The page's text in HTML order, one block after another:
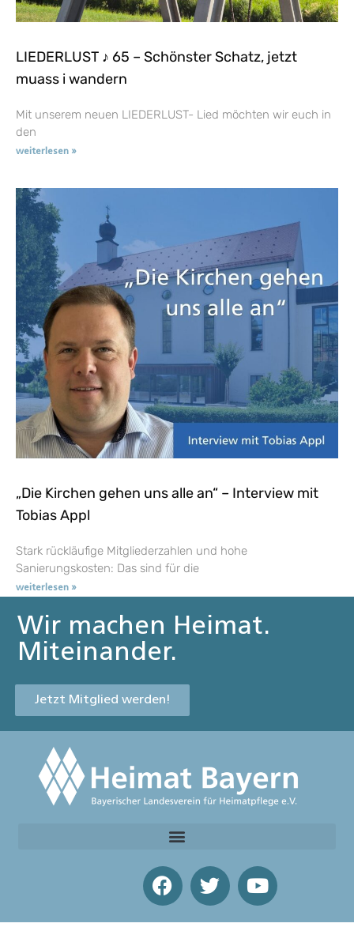
LIEDERLUST ♪ 65 – Schönster Schatz, jetzt
muass i wandern
Mit unserem neuen LIEDERLUST- Lied möchten wir euch in
den
weiterlesen »
„Die Kirchen gehen uns alle an“ – Interview mit
Tobias Appl
Stark rückläufige Mitgliederzahlen und hohe
Sanierungskosten: Das sind für die
weiterlesen »
Wir machen Heimat.
Miteinander.
Jetzt Mitglied werden!